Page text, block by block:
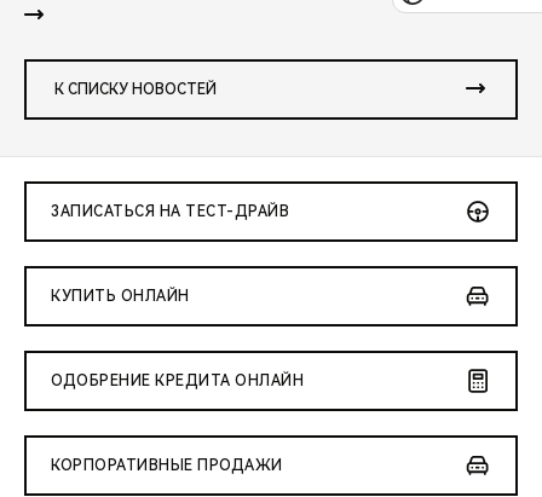
К СПИСКУ НОВОСТЕЙ
ЗАПИСАТЬСЯ НА ТЕСТ-ДРАЙВ
КУПИТЬ ОНЛАЙН
ОДОБРЕНИЕ КРЕДИТА ОНЛАЙН
КОРПОРАТИВНЫЕ ПРОДАЖИ